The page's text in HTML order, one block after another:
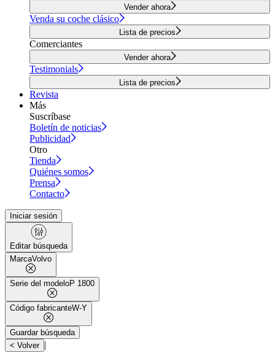
Vender ahora
Venda su coche clásico
Lista de precios
Comerciantes
Vender ahora
Testimonials
Lista de precios
Revista
Más
Suscríbase
Boletín de noticias
Publicidad
Otro
Tienda
Quiénes somos
Prensa
Contacto
Iniciar sesión
Editar búsqueda
MarcaVolvo
Serie del modeloP 1800
Código fabricanteW-Y
Guardar búsqueda
< Volver |